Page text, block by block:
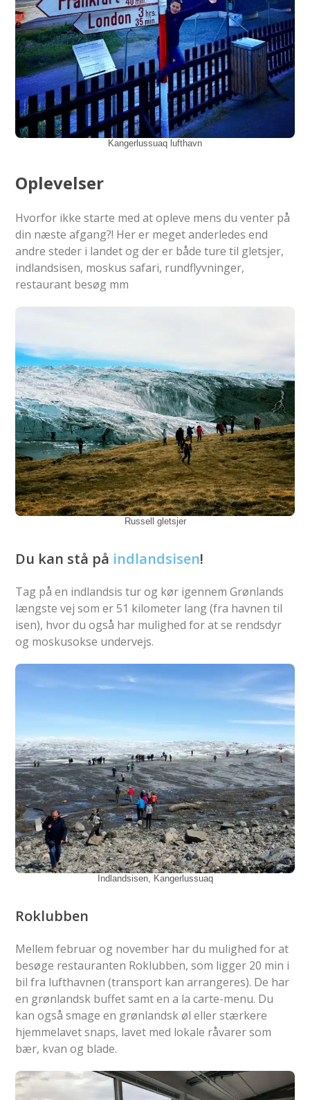
Kangerlussuaq lufthavn
Oplevelser
Hvorfor ikke starte med at opleve mens du venter på
din næste afgang?! Her er meget anderledes end
andre steder i landet og der er både ture til gletsjer,
indlandsisen, moskus safari, rundflyvninger,
restaurant besøg mm
Russell gletsjer
Du kan stå på indlandsisen!
Tag på en indlandsis tur og kør igennem Grønlands
længste vej som er 51 kilometer lang (fra havnen til
isen), hvor du også har mulighed for at se rendsdyr
og moskusokse undervejs.
Indlandsisen, Kangerlussuaq
Roklubben
Mellem februar og november har du mulighed for at
besøge restauranten Roklubben, som ligger 20 min i
bil fra lufthavnen (transport kan arrangeres). De har
en grønlandsk buffet samt en a la carte-menu. Du
kan også smage en grønlandsk øl eller stærkere
hjemmelavet snaps, lavet med lokale råvarer som
bær, kvan og blade.